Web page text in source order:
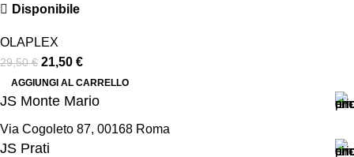
Disponibile
OLAPLEX
29,50€ 21,50 €
AGGIUNGI AL CARRELLO
JS Monte Mario
Via Cogoleto 87, 00168 Roma
JS Prati